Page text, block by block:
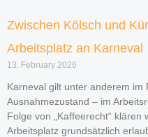
Zwischen Kölsch und
Arbeitsplatz an Karneval
13. February 2026
Karneval gilt unter anderem im
Ausnahmezustand – im
Folge von „Kaffeerecht“ klären
Arbeitsplatz grundsätzlich